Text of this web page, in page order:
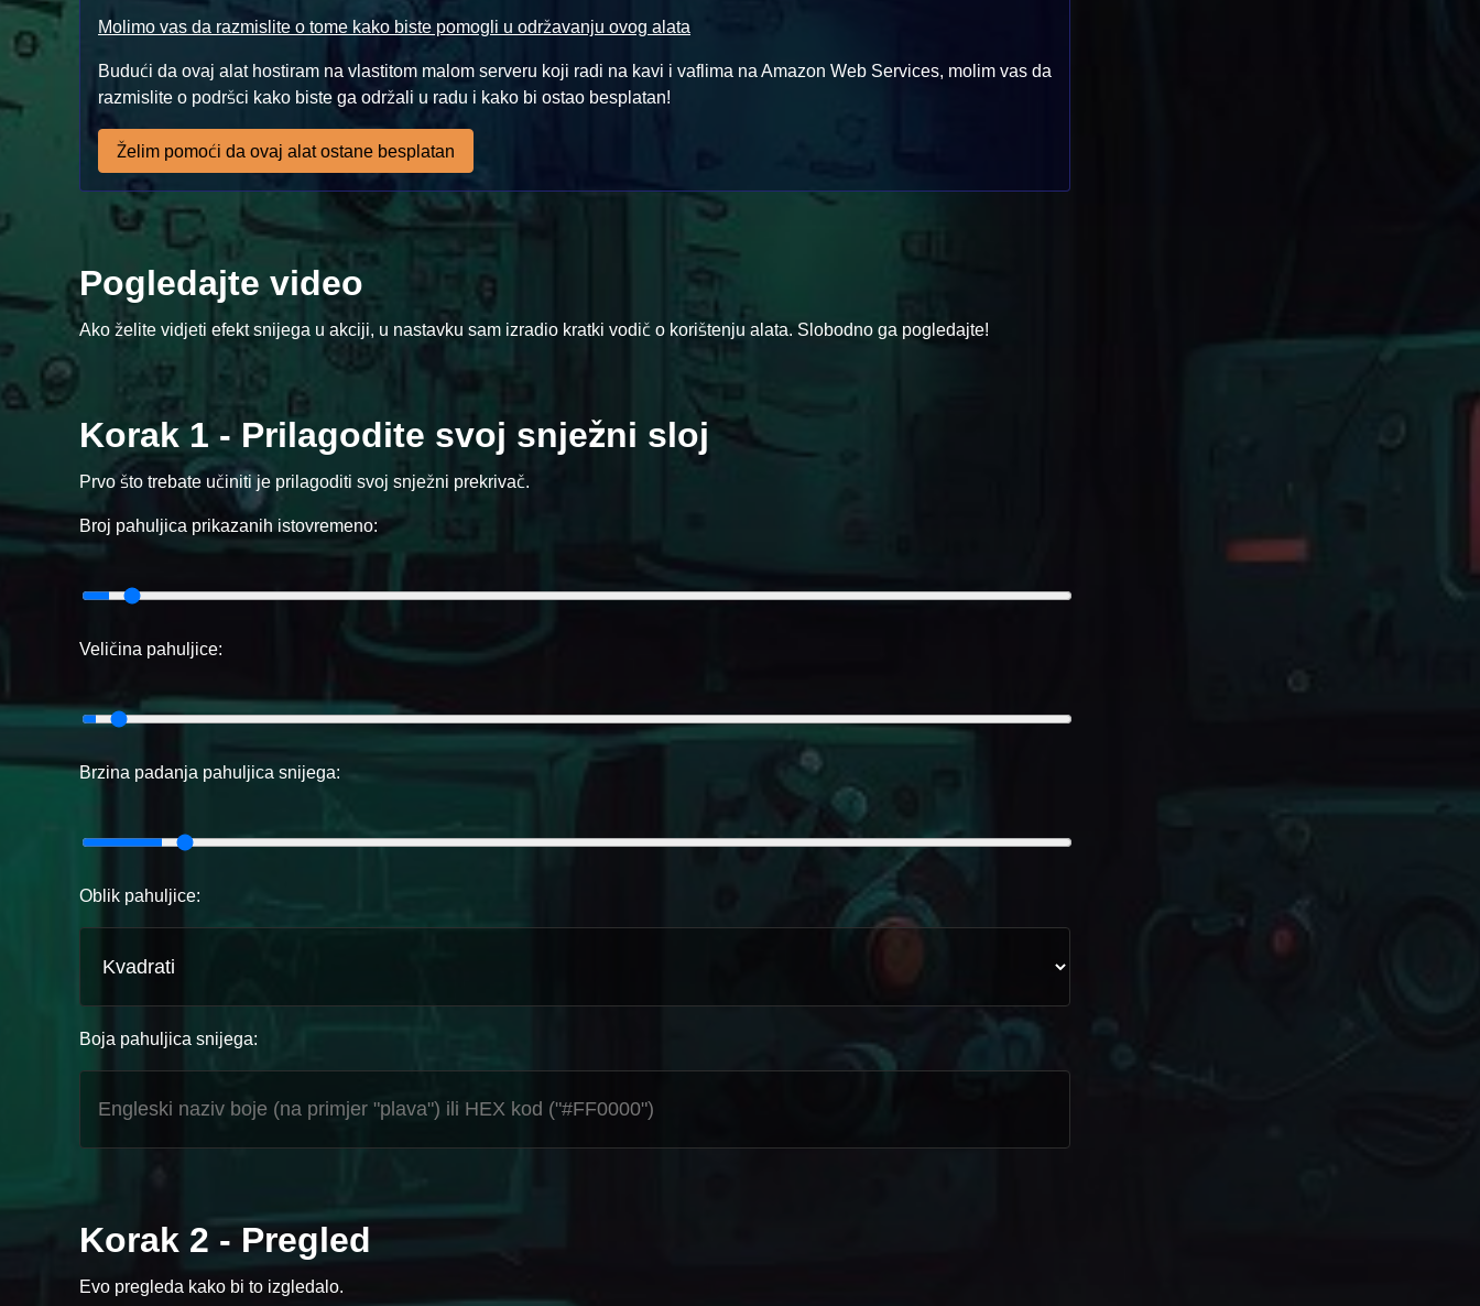
Molimo vas da razmislite o tome kako biste pomogli u održavanju ovog alata
Budući da ovaj alat hostiram na vlastitom malom serveru koji radi na kavi i vaflima na Amazon Web Services, molim vas da
razmislite o podršci kako biste ga održali u radu i kako bi ostao besplatan!
Želim pomoći da ovaj alat ostane besplatan
Pogledajte video
Ako želite vidjeti efekt snijega u akciji, u nastavku sam izradio kratki vodič o korištenju alata. Slobodno ga pogledajte!
Korak 1 - Prilagodite svoj snježni sloj
Prvo što trebate učiniti je prilagoditi svoj snježni prekrivač.
Broj pahuljica prikazanih istovremeno:
Veličina pahuljice:
Brzina padanja pahuljica snijega:
Oblik pahuljice:
Boja pahuljica snijega:
Korak 2 - Pregled
Evo pregleda kako bi to izgledalo.